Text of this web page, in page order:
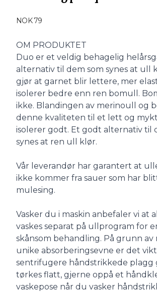
NOK 79
Description
OM PRODUKTET
Duo er et veldig behagelig
alternativ til dem som synes at ull
gjør at garnet blir lettere, mer
isolerer bedre enn ren bomull.
ikke. Blandingen av merinoull og
denne kvaliteten til et lett og
isolerer godt. Et godt alternativ til
synes at ren ull klør.
Vår leverandør har garantert at
ikke kommer fra sauer som har
mulesing.
Vasker du i maskin anbefaler vi at
vaskes separat på ullprogram for
skånsom behandling. På grunn
unike absorberingsevne er det
sentrifugere håndstrikkede plagg
tørkes flatt, gjerne oppå et
vaskepose når du vasker